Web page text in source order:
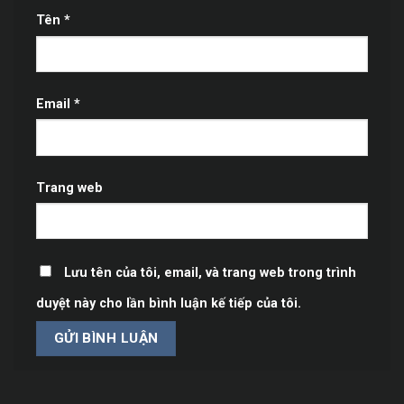
Tên *
Email *
Trang web
Lưu tên của tôi, email, và trang web trong trình
duyệt này cho lần bình luận kế tiếp của tôi.